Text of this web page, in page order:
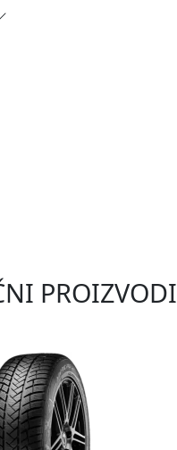
PROIZVODI